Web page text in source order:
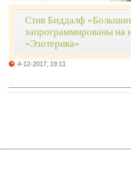
Стив Биддалф
запрограммированы на
«Эзотерика»
4-12-2017, 19:11